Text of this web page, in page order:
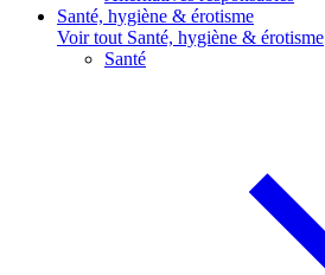
Santé, hygiène & érotisme
Voir tout Santé, hygiène & érotisme
Santé